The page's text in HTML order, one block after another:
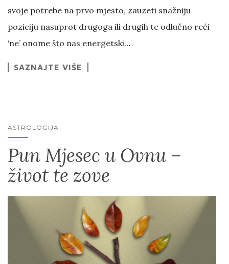
svoje potrebe na prvo mjesto, zauzeti snažniju
poziciju nasuprot drugoga ili drugih te odlučno reći
‘ne’ onome što nas energetski…
SAZNAJTE VIŠE
ASTROLOGIJA
Pun Mjesec u Ovnu –
život te zove